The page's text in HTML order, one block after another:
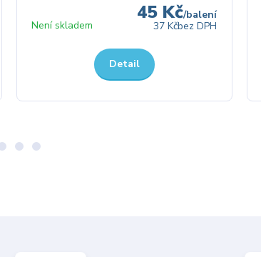
45 Kč/balení
37 Kčbez DPH
Není skladem
Detail